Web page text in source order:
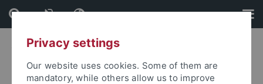
Skip
to
content
Skip
to
footerPrivacy settings
Our website uses cookies. Some of them are
mandatory, while others allow us to improve